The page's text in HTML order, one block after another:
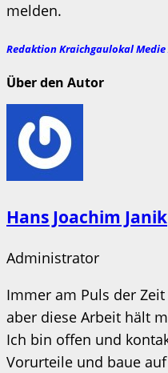
melden.
Redaktion Kraichgaulokal Medie
Über den Autor
Hans Joachim Janik
Administrator
Immer am Puls der
aber diese Arbeit hält
Ich bin offen und
Vorurteile und baue